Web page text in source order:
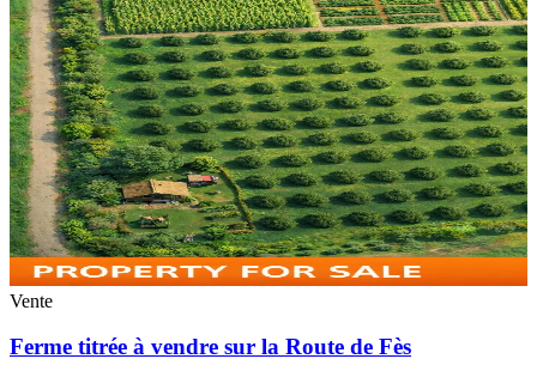
Vente
Ferme titrée à vendre sur la Route de Fès